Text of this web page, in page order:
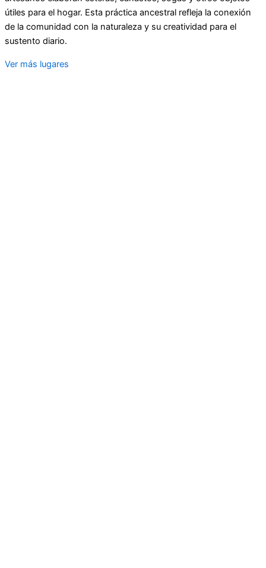
útiles para el hogar. Esta práctica ancestral refleja la conexión
de la comunidad con la naturaleza y su creatividad para el
sustento diario.
Ver más lugares